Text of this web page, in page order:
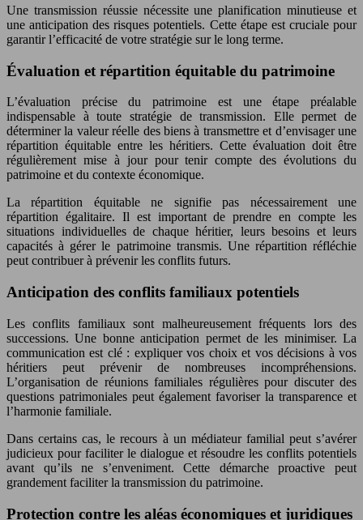
Une transmission réussie nécessite une planification minutieuse et
une anticipation des risques potentiels. Cette étape est cruciale pour
garantir l’efficacité de votre stratégie sur le long terme.
Évaluation et répartition équitable du patrimoine
L’évaluation précise du patrimoine est une étape préalable
indispensable à toute stratégie de transmission. Elle permet de
déterminer la valeur réelle des biens à transmettre et d’envisager une
répartition équitable entre les héritiers. Cette évaluation doit être
régulièrement mise à jour pour tenir compte des évolutions du
patrimoine et du contexte économique.
La répartition équitable ne signifie pas nécessairement une
répartition égalitaire. Il est important de prendre en compte les
situations individuelles de chaque héritier, leurs besoins et leurs
capacités à gérer le patrimoine transmis. Une répartition réfléchie
peut contribuer à prévenir les conflits futurs.
Anticipation des conflits familiaux potentiels
Les conflits familiaux sont malheureusement fréquents lors des
successions. Une bonne anticipation permet de les minimiser. La
communication est clé : expliquer vos choix et vos décisions à vos
héritiers peut prévenir de nombreuses incompréhensions.
L’organisation de réunions familiales régulières pour discuter des
questions patrimoniales peut également favoriser la transparence et
l’harmonie familiale.
Dans certains cas, le recours à un médiateur familial peut s’avérer
judicieux pour faciliter le dialogue et résoudre les conflits potentiels
avant qu’ils ne s’enveniment. Cette démarche proactive peut
grandement faciliter la transmission du patrimoine.
Protection contre les aléas économiques et juridiques